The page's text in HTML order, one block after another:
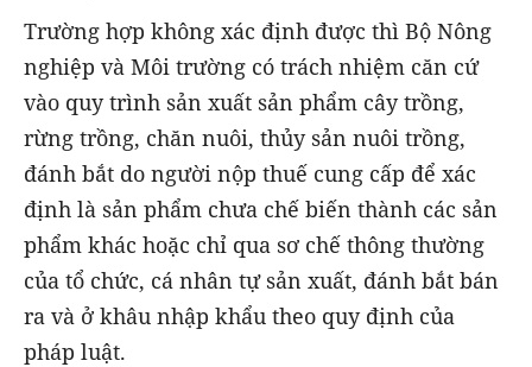
Trường hợp không xác định được thì Bộ Nông
nghiệp và Môi trường có trách nhiệm căn cứ
vào quy trình sản xuất sản phẩm cây trồng,
rừng trồng, chăn nuôi, thủy sản nuôi trồng,
đánh bắt do người nộp thuế cung cấp để xác
định là sản phẩm chưa chế biến thành các sản
phẩm khác hoặc chỉ qua sơ chế thông thường
của tổ chức, cá nhân tự sản xuất, đánh bắt bán
ra và ở khâu nhập khẩu theo quy định của
pháp luật.